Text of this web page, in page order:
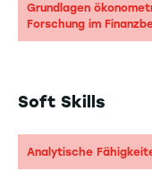
Grundlagen
Forschung im
Soft Skills
Analytische